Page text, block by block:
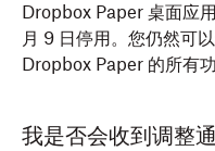
Dropbox Paper 桌面应
月 9 日停用。您仍然可
Dropbox Paper 的所有功
我是否会收到调整